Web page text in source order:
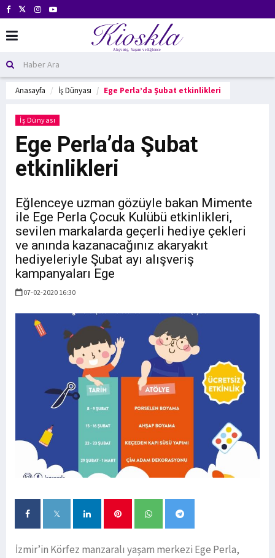
Anasayfa İş Dünyası Ege Perla’da Şubat etkinlikleri
İş Dünyası
Ege Perla’da Şubat
etkinlikleri
Eğlenceye uzman gözüyle bakan Mimente
ile Ege Perla Çocuk Kulübü etkinlikleri,
sevilen markalarda geçerli hediye çekleri
ve anında kazanacağınız akaryakıt
hediyeleriyle Şubat ayı alışveriş
kampanyaları Ege
07-02-2020 16:30
İzmir’in Körfez manzaralı yaşam merkezi Ege Perla,